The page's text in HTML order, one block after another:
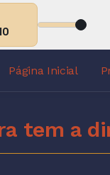
08:00 às 09:00 -
Página Inicial
tem a